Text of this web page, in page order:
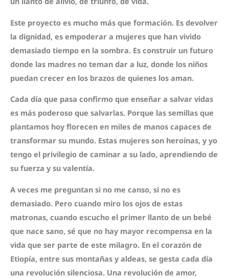
Este proyecto es mucho más que formación. Es devolver
la dignidad, es empoderar a mujeres que han vivido
demasiado tiempo en la sombra. Es construir un futuro
donde las madres no teman dar a luz, donde los niños
puedan crecer en los brazos de quienes los aman.
Cada día que pasa confirmo que enseñar a salvar vidas
es más poderoso que salvarlas. Porque las semillas que
plantamos hoy florecen en miles de manos capaces de
transformar su mundo. Estas mujeres son heroínas, y yo
tengo el privilegio de caminar a su lado, aprendiendo de
su fuerza y su valentía.
A veces me preguntan si no me canso, si no es
demasiado. Pero cuando miro los ojos de estas
matronas, cuando escucho el primer llanto de un bebé
que nace sano, sé que no hay mayor recompensa en la
vida que ser parte de este milagro. En el corazón de
Etiopía, entre sus montañas y aldeas, se gesta cada día
una revolución silenciosa. Una revolución de amor,